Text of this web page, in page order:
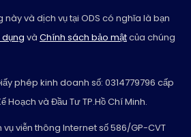
và dịch vụ tại ODS có nghĩa là bạn
dụng và Chính sách bảo mậtcủa chúng
phép kinh doanh số: 0314779796 cấp
Hoạch và Đầu Tư TP.Hồ Chí Minh.
viễn thông Internet số 586/GP-CVT